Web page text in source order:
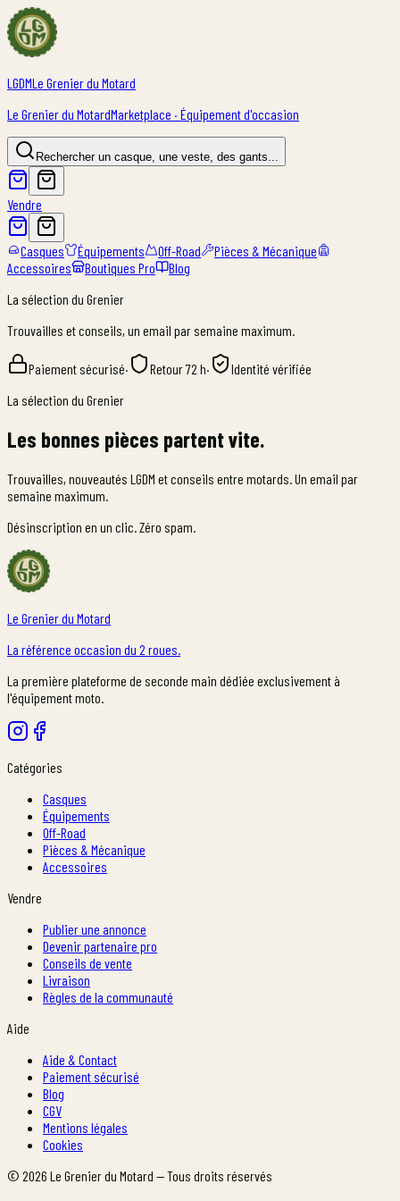
LGDMLe Grenier du Motard
Le Grenier du MotardMarketplace · Équipement d'occasion
Rechercher un casque, une veste, des gants...
Vendre
Casques Équipements Off-Road
Pièces & Mécanique
Accessoires
Boutiques Pro
Blog
La sélection du Grenier
Trouvailles et conseils, un email par semaine maximum.
Paiement sécurisé· Retour 72 h·
Identité vérifiée
La sélection du Grenier
Les bonnes pièces partent vite.
Trouvailles, nouveautés LGDM et conseils entre motards. Un email par
semaine maximum.
Désinscription en un clic. Zéro spam.
Le Grenier du Motard
La référence occasion du 2 roues.
La première plateforme de seconde main dédiée exclusivement à
l'équipement moto.
Catégories
Casques
Équipements
Off-Road
Pièces & Mécanique
Accessoires
Vendre
Publier une annonce
Devenir partenaire pro
Conseils de vente
Livraison
Règles de la communauté
Aide
Aide & Contact
Paiement sécurisé
Blog
CGV
Mentions légales
Cookies
© 2026 Le Grenier du Motard — Tous droits réservés